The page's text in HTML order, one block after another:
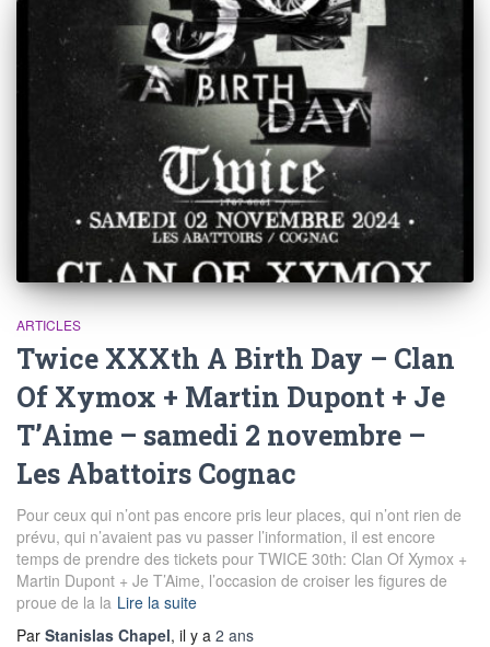
ARTICLES
Twice XXXth A Birth Day – Clan
Of Xymox + Martin Dupont + Je
T’Aime – samedi 2 novembre –
Les Abattoirs Cognac
Pour ceux qui n’ont pas encore pris leur places, qui n’ont rien de
prévu, qui n’avaient pas vu passer l’information, il est encore
temps de prendre des tickets pour TWICE 30th: Clan Of Xymox +
Martin Dupont + Je T’Aime, l’occasion de croiser les figures de
proue de la la Lire la suite
Par Stanislas Chapel, il y a 2 ans